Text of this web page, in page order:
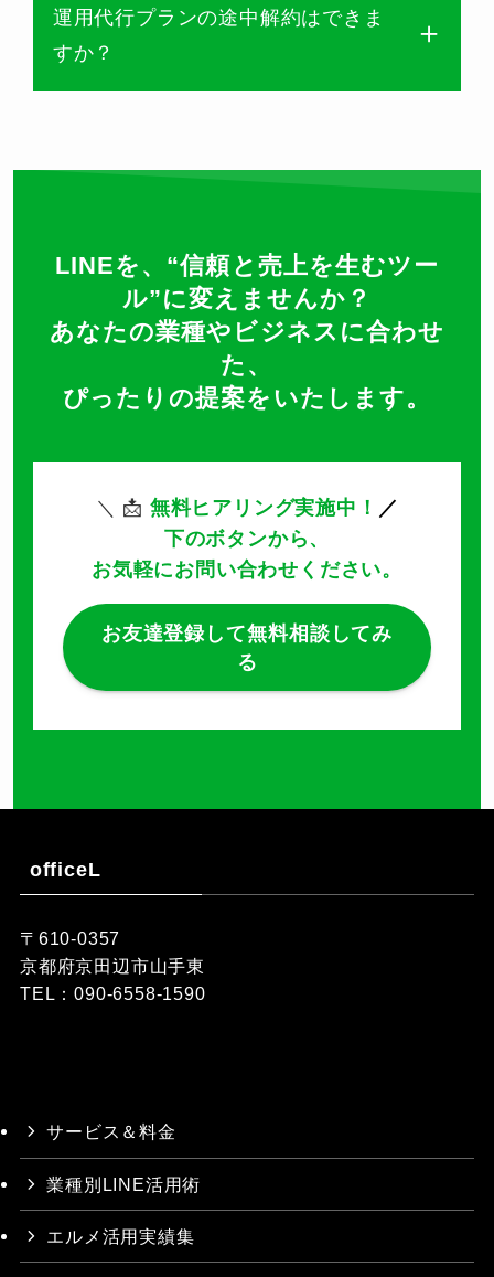
運用代行プランの途中解約はできま
すか？
LINEを、“信頼と売上を生むツー
ル”に変えませんか？
あなたの業種やビジネスに合わせ
た、
ぴったりの提案をいたします。
＼ 📩 無料ヒアリング実施中！ ／
下のボタンから、
お気軽にお問い合わせください。
お友達登録して無料相談してみ
る
officeL
〒610-0357
京都府京田辺市山手東
TEL：090-6558-1590
サービス＆料金
業種別LINE活用術
エルメ活用実績集